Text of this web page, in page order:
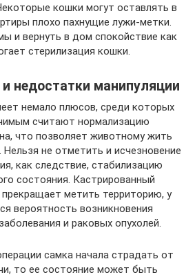
кошки могут оставлять в
плохо пахнущие лужи-метки.
и вернуть в дом спокойствие как
стерилизация кошки.
недостатки манипуляции
немало плюсов, среди которых
считают нормализацию
что позволяет животному жить
не отметить и исчезновение
как следствие, стабилизацию
состояния. Кастрированный
метить территорию, у
вероятность возникновения
и раковых опухолей.
самка начала страдать от
то ее состояние может быть